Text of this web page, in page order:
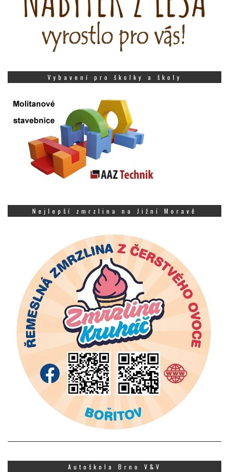
Vybavení pro školky a školy
Nejlepší zmrzlina na Jižní Moravě
Autoškola Brno V&V